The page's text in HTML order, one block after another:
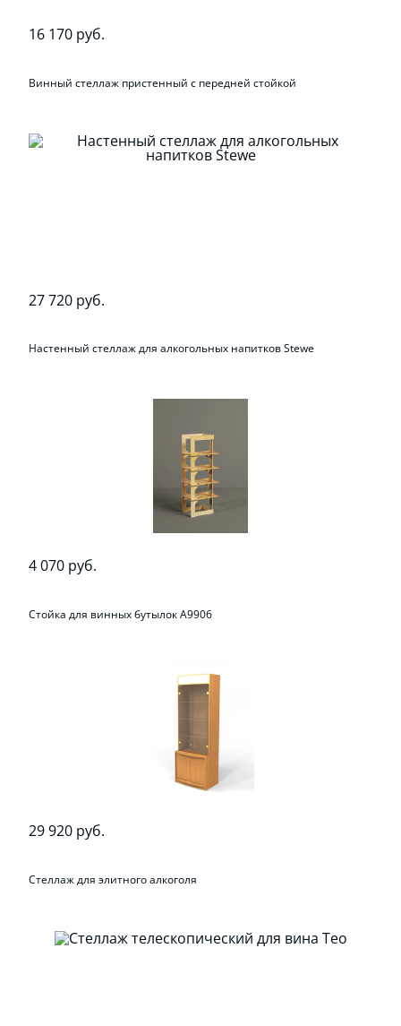
16 170 руб.
Винный стеллаж пристенный с передней стойкой
27 720 руб.
Настенный стеллаж для алкогольных напитков Stewe
4 070 руб.
Стойка для винных бутылок A9906
29 920 руб.
Стеллаж для элитного алкоголя